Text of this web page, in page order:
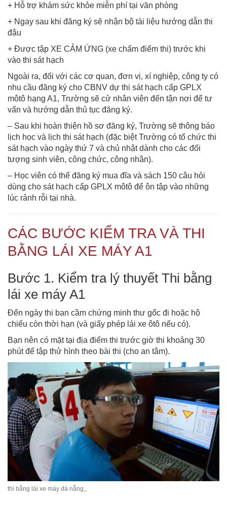
+ Hỗ trợ khám sức khỏe miễn phí tại văn phòng
+ Ngay sau khi đăng ký sẽ nhận bộ tài liệu hướng dẫn thi
đậu
+ Được tập XE CẢM ỨNG (xe chấm điểm thi) trước khi
vào thi sát hạch
Ngoài ra, đối với các cơ quan, đơn vị, xí nghiệp, công ty có
nhu cầu đăng ký cho CBNV dự thi sát hạch cấp GPLX
môtô hạng A1, Trường sẽ cử nhân viên đến tận nơi để tư
vấn và hướng dẫn thủ tục đăng ký.
– Sau khi hoàn thiện hồ sơ đăng ký, Trường sẽ thông báo
lịch học và lịch thi sát hạch (đặc biệt Trường có tổ chức thi
sát hạch vào ngày thứ 7 và chủ nhật dành cho các đối
tượng sinh viên, công chức, công nhân).
– Học viên có thể đăng ký mua đĩa và sách 150 câu hỏi
dùng cho sát hạch cấp GPLX môtô để ôn tập vào những
lúc rảnh rỗi tại nhà.
CÁC BƯỚC KIỂM TRA VÀ THI
BẰNG LÁI XE MÁY A1
Bước 1. Kiểm tra lý thuyết Thi bằng
lái xe máy A1
Đến ngày thi bạn cầm chứng minh thư gốc đi hoặc hộ
chiếu còn thời hạn (và giấy phép lái xe ôtô nếu có).
Bạn nên có mặt tại địa điểm thi trước giờ thi khoảng 30
phút để tập thử hình theo bài thi (cho an tâm).
thi bằng lái xe máy đà nẵng,,